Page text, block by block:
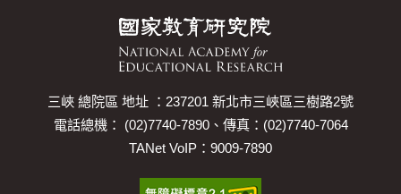
三峽 總院區 地址 ：237201 新北市三峽區三樹路2號
電話總機： (02)7740-7890、傳真：(02)7740-7064
TANet VoIP：9009-7890